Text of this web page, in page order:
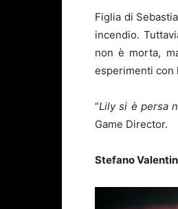
Figlia di
incendio.
non è morta,
esperimenti con
“Lily si è persa
Game Director.
Stefano